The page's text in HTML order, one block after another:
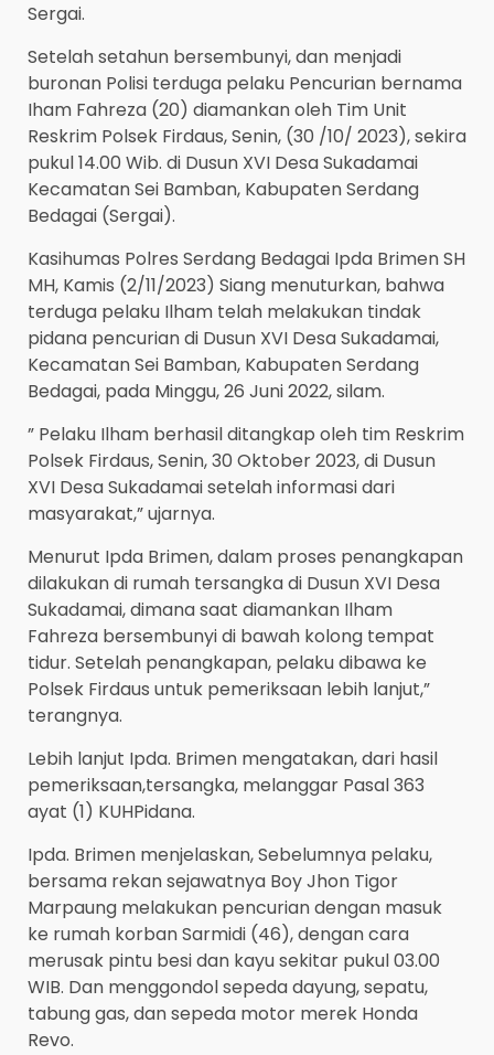
Sergai.
Setelah setahun bersembunyi, dan menjadi
buronan Polisi terduga pelaku Pencurian bernama
Iham Fahreza (20) diamankan oleh Tim Unit
Reskrim Polsek Firdaus, Senin, (30 /10/ 2023), sekira
pukul 14.00 Wib. di Dusun XVI Desa Sukadamai
Kecamatan Sei Bamban, Kabupaten Serdang
Bedagai (Sergai).
Kasihumas Polres Serdang Bedagai Ipda Brimen SH
MH, Kamis (2/11/2023) Siang menuturkan, bahwa
terduga pelaku Ilham telah melakukan tindak
pidana pencurian di Dusun XVI Desa Sukadamai,
Kecamatan Sei Bamban, Kabupaten Serdang
Bedagai, pada Minggu, 26 Juni 2022, silam.
” Pelaku Ilham berhasil ditangkap oleh tim Reskrim
Polsek Firdaus, Senin, 30 Oktober 2023, di Dusun
XVI Desa Sukadamai setelah informasi dari
masyarakat,” ujarnya.
Menurut Ipda Brimen, dalam proses penangkapan
dilakukan di rumah tersangka di Dusun XVI Desa
Sukadamai, dimana saat diamankan Ilham
Fahreza bersembunyi di bawah kolong tempat
tidur. Setelah penangkapan, pelaku dibawa ke
Polsek Firdaus untuk pemeriksaan lebih lanjut,”
terangnya.
Lebih lanjut Ipda. Brimen mengatakan, dari hasil
pemeriksaan,tersangka, melanggar Pasal 363
ayat (1) KUHPidana.
Ipda. Brimen menjelaskan, Sebelumnya pelaku,
bersama rekan sejawatnya Boy Jhon Tigor
Marpaung melakukan pencurian dengan masuk
ke rumah korban Sarmidi (46), dengan cara
merusak pintu besi dan kayu sekitar pukul 03.00
WIB. Dan menggondol sepeda dayung, sepatu,
tabung gas, dan sepeda motor merek Honda
Revo.